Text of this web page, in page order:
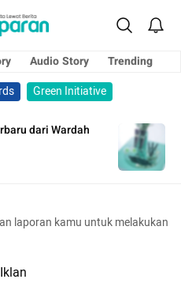
Audio Story
Trending
Green Initiative
dari Wardah
laporan kamu untuk melakukan